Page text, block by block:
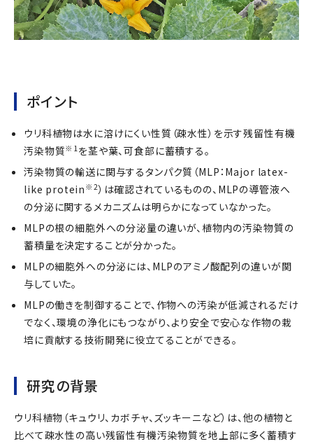
ポイント
ウリ科植物は水に溶けにくい性質（疎水性）を示す残留性有機
汚染物質※1 を茎や葉、可食部に蓄積する。
汚染物質の輸送に関与するタンパク質（MLP：Major latex-
like protein ※2）は確認されているものの、MLPの導管液へ
の分泌に関するメカニズムは明らかになっていなかった。
MLPの根の細胞外への分泌量の違いが、植物内の汚染物質の
蓄積量を決定することが分かった。
MLPの細胞外への分泌には、MLPのアミノ酸配列の違いが関
与していた。
MLPの働きを制御することで、作物への汚染が低減されるだけ
でなく、環境の浄化にもつながり、より安全で安心な作物の栽
培に貢献する技術開発に役立てることができる。
研究の背景
ウリ科植物（キュウリ、カボチャ、ズッキーニなど）は、他の植物と
比べて疎水性の高い残留性有機汚染物質を地上部に多く蓄積す